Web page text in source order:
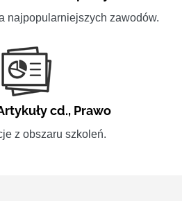
najpopularniejszych zawodów.
cd., Prawo
z obszaru szkoleń.